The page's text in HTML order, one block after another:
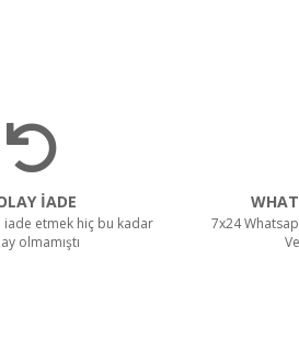
İADE
iade etmek hiç bu kadar
olmamıştı
7x24